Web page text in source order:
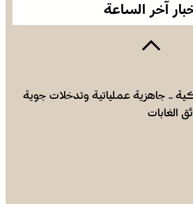
آخر الساعة
.. جاهزية عملياتية وتدخلات جوية
الغابات